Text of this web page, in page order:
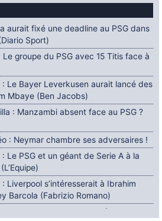
aurait fixé une deadline au PSG dans
Sport)
Le groupe du PSG avec 15 Titis face à
: Le Bayer Leverkusen aurait lancé des
Mbaye (Ben Jacobs)
: Manzambi absent face au PSG ?
: Neymar chambre ses adversaires !
: Le PSG et un géant de Serie A à la
: Liverpool s’intéresserait à Ibrahim
Barcola (Fabrizio Romano)
: Accord contractuel trouvé entre le